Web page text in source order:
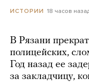
ИСТОРИИ 18 часов
В Рязани
полицейских,
Год назад ее
за закладчицу,